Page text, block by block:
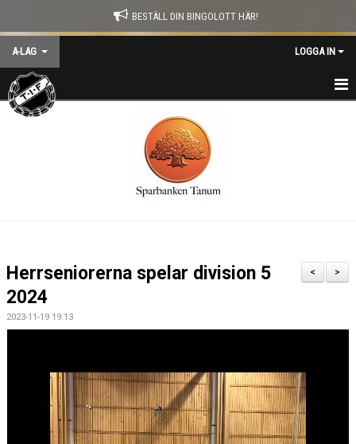
BESTÄLL DIN BINGOLOTT HÄR!
A-LAG LOGGA IN
HEM
TRÄNARE
>
<
Herrseniorerna spelar division 5
2024
2023-11-19 19:13